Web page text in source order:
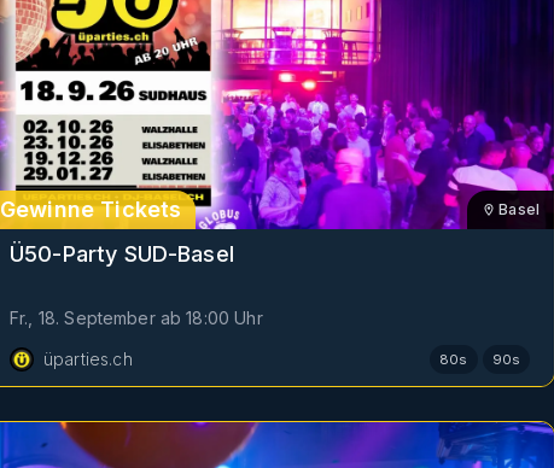
Gewinne Tickets Basel
Ü50-Party SUD-Basel
Fr., 18. September ab 18:00 Uhr
üparties.ch
80s 90s